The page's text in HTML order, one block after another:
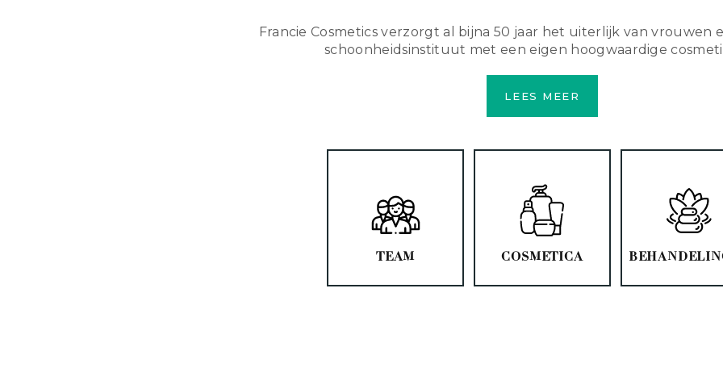
Francie Cosmetics verzorgt al bijna 50 jaar het uiterlijk van vrouwen
schoonheidsinstituut met een eigen hoogwaardige
LEES MEER
TEAM COSMETICA